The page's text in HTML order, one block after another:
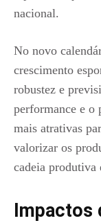
nacional.
No novo
crescimento
robustez e
performance e o
mais atrativas
valorizar os
cadeia produtiva
Impactos